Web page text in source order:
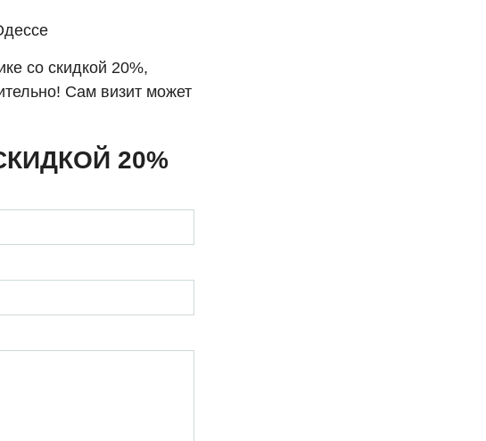
со скидкой 20%,
Сам визит может
20%